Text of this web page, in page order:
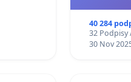
40 284
32 Podpisy
30 Nov